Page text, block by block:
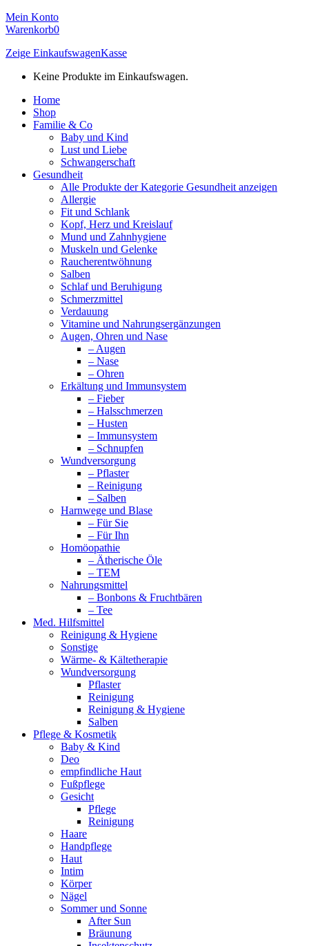
Mein Konto
Warenkorb0
Zeige EinkaufswagenKasse
Keine Produkte im Einkaufswagen.
Home
Shop
Familie & Co
Baby und Kind
Lust und Liebe
Schwangerschaft
Gesundheit
Alle Produkte der Kategorie Gesundheit anzeigen
Allergie
Fit und Schlank
Kopf, Herz und Kreislauf
Mund und Zahnhygiene
Muskeln und Gelenke
Raucherentwöhnung
Salben
Schlaf und Beruhigung
Schmerzmittel
Verdauung
Vitamine und Nahrungsergänzungen
Augen, Ohren und Nase
– Augen
– Nase
– Ohren
Erkältung und Immunsystem
– Fieber
– Halsschmerzen
– Husten
– Immunsystem
– Schnupfen
Wundversorgung
– Pflaster
– Reinigung
– Salben
Harnwege und Blase
– Für Sie
– Für Ihn
Homöopathie
– Ätherische Öle
– TEM
Nahrungsmittel
– Bonbons & Fruchtbären
– Tee
Med. Hilfsmittel
Reinigung & Hygiene
Sonstige
Wärme- & Kältetherapie
Wundversorgung
Pflaster
Reinigung
Reinigung & Hygiene
Salben
Pflege & Kosmetik
Baby & Kind
Deo
empfindliche Haut
Fußpflege
Gesicht
Pflege
Reinigung
Haare
Handpflege
Haut
Intim
Körper
Nägel
Sommer und Sonne
After Sun
Bräunung